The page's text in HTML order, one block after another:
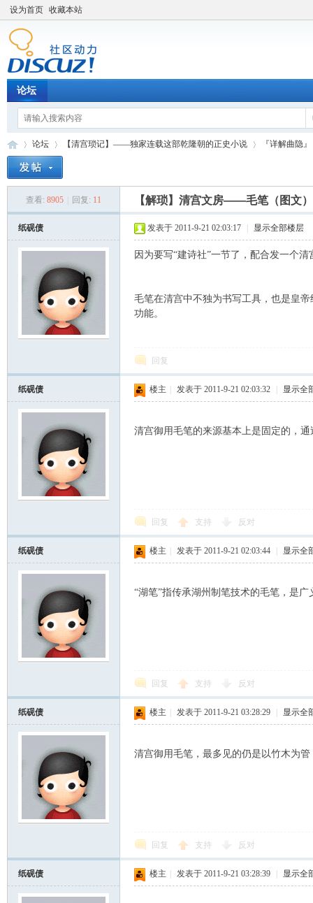
设为首页 收藏本站
论坛
论坛
›
【清宫琐记】——独家连载这部乾隆朝的正史小说
›
『详解曲隐』
查看: 8905 回复: 11 【解琐】清宫文房——毛笔（图文）
纸砚债 发表于 2011-9-21 02:03:17 显示全部楼层
因为要写“建诗社”一节了，配合发一个清
毛笔在清宫中不独为书写工具，也是皇
功能。
回复
纸砚债 楼主 发表于 2011-9-21 02:03:32 显示全
清宫御用毛笔的来源基本上是固定的，
回复 支持 反对
纸砚债 楼主 发表于 2011-9-21 02:03:44 显示全
“湖笔”指传承湖州制笔技术的毛笔，是广
回复 支持 反对
纸砚债 楼主 发表于 2011-9-21 03:28:29 显示全
清宫御用毛笔，最多见的仍是以竹木为
回复 支持 反对
纸砚债 楼主 发表于 2011-9-21 03:28:39 显示全